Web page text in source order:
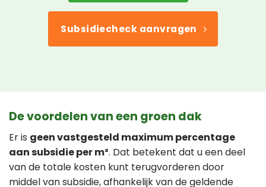
Subsidiecheck aanvragen
De voordelen van een groen dak
Er is geen vastgesteld maximum percentage
aan subsidie per m². Dat betekent dat u een deel
van de totale kosten kunt terugvorderen door
middel van subsidie, afhankelijk van de geldende